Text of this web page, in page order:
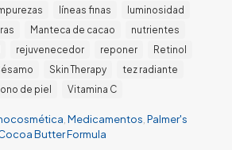
Medicamentos Palmer's
Butter Formula
líneas finas
luminosidad
Manteca de cacao
nutrientes
rejuvenecedor reponer
Retinol
Skin Therapy
tez radiante
de piel
Vitamina C